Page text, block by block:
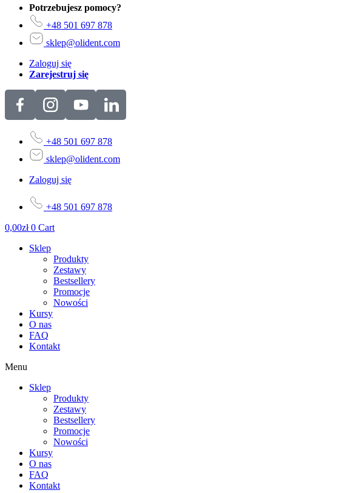
Potrzebujesz pomocy?
+48 501 697 878
sklep@olident.com
Zaloguj się
Zarejestruj się
+48 501 697 878
sklep@olident.com
Zaloguj się
+48 501 697 878
0,00zł 0 Cart
Sklep
Produkty
Zestawy
Bestsellery
Promocje
Nowości
Kursy
O nas
FAQ
Kontakt
Menu
Sklep
Produkty
Zestawy
Bestsellery
Promocje
Nowości
Kursy
O nas
FAQ
Kontakt